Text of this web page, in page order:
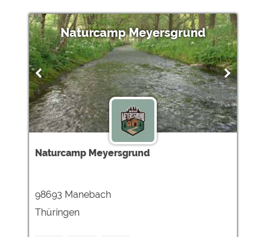
Naturcamp Meyersgrund
Naturcamp Meyersgrund
98693 Manebach
Thüringen